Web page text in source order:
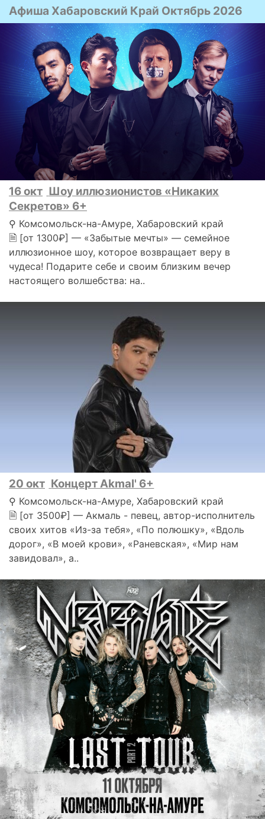
Афиша Хабаровский Край Октябрь 2026
16 окт Шоу иллюзионистов «Никаких
Секретов» 6+
⚲ Комсомольск-на-Амуре, Хабаровский край
🗎 [от 1300₽] — «Забытые мечты» — семейное
иллюзионное шоу, которое возвращает веру в
чудеса! Подарите себе и своим близким вечер
настоящего волшебства: на..
20 окт Концерт Akmal' 6+
⚲ Комсомольск-на-Амуре, Хабаровский край
🗎 [от 3500₽] — Акмаль - певец, автор-исполнитель
своих хитов «Из-за тебя», «По полюшку», «Вдоль
дорог», «В моей крови», «Раневская», «Мир нам
завидовал», а..